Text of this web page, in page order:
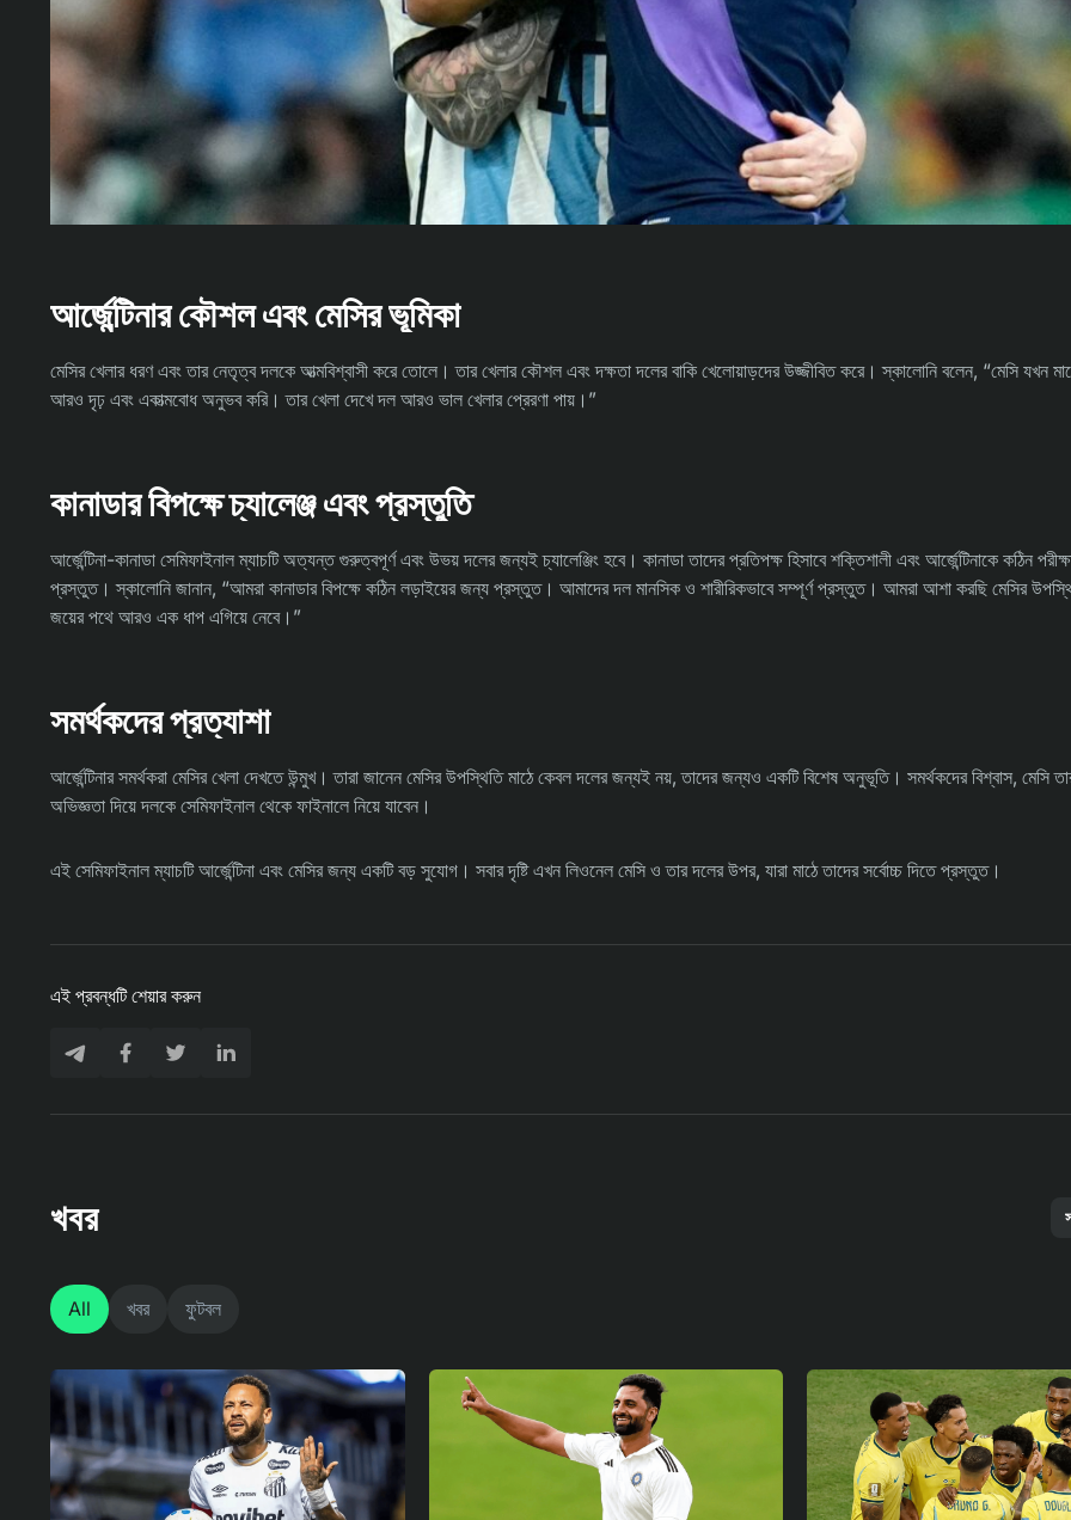
আর্জেন্টিনার কৌশল এবং মেসির ভূমিকা
মেসির খেলার ধরণ এবং তার নেতৃত্ব দলকে আত্মবিশ্বাসী করে তোলে। তার খেলার কৌশল এবং দক্ষতা দলের বাকি খেলোয়াড়দের উজ্জীবিত করে। স্কালোনি বলেন, “মেসি যখন
আরও দৃঢ় এবং একাত্মবোধ অনুভব করি। তার খেলা দেখে দল আরও ভাল খেলার প্রেরণা পায়।”
কানাডার বিপক্ষে চ্যালেঞ্জ এবং প্রস্তুতি
আর্জেন্টিনা-কানাডা সেমিফাইনাল ম্যাচটি অত্যন্ত গুরুত্বপূর্ণ এবং উভয় দলের জন্যই চ্যালেঞ্জিং হবে। কানাডা তাদের প্রতিপক্ষ হিসাবে শক্তিশালী এবং আর্জেন্টিনাকে কঠিন
প্রস্তুত। স্কালোনি জানান, “আমরা কানাডার বিপক্ষে কঠিন লড়াইয়ের জন্য প্রস্তুত। আমাদের দল মানসিক ও শারীরিকভাবে সম্পূর্ণ প্রস্তুত। আমরা আশা করছি মেসির
জয়ের পথে আরও এক ধাপ এগিয়ে নেবে।”
সমর্থকদের প্রত্যাশা
আর্জেন্টিনার সমর্থকরা মেসির খেলা দেখতে উন্মুখ। তারা জানেন মেসির উপস্থিতি মাঠে কেবল দলের জন্যই নয়, তাদের জন্যও একটি বিশেষ অনুভূতি। সমর্থকদের বিশ্বাস, মেসি
অভিজ্ঞতা দিয়ে দলকে সেমিফাইনাল থেকে ফাইনালে নিয়ে যাবেন।
এই সেমিফাইনাল ম্যাচটি আর্জেন্টিনা এবং মেসির জন্য একটি বড় সুযোগ। সবার দৃষ্টি এখন লিওনেল মেসি ও তার দলের উপর, যারা মাঠে তাদের সর্বোচ্চ দিতে প্রস্তুত।
এই প্রবন্ধটি শেয়ার করুন
খবর
All খবর ফুটবল